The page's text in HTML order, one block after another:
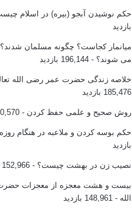
حکم نوشیدن آبجو (بیره) در اسلام
بازدید
میانمار کجاست؟ چگونه مسلمان
می شوند؟ - 196,144 بازدید
خلاصه زندگی حضرت عمر رضی الله
185,476 بازدید
روش صحیح و علمی حفظ کردن - 180,570 بازدید
حکم بوسه کردن و ملاعبه در هنگام روزه
بازدید
نصیب زن در بهشت چیست؟ - 152,966 بازدید
بیست و هشت معجزه از معجزات
الله - 148,961 بازدید